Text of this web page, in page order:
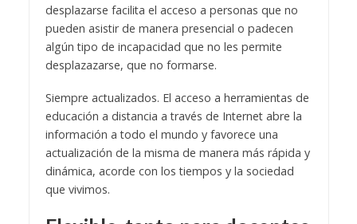
desplazarse facilita el acceso a personas que no
pueden asistir de manera presencial o padecen
algún tipo de incapacidad que no les permite
desplazazarse, que no formarse.
Siempre actualizados. El acceso a herramientas de
educación a distancia a través de Internet abre la
información a todo el mundo y favorece una
actualización de la misma de manera más rápida y
dinámica, acorde con los tiempos y la sociedad
que vivimos.